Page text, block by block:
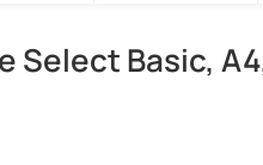
Select Basic,